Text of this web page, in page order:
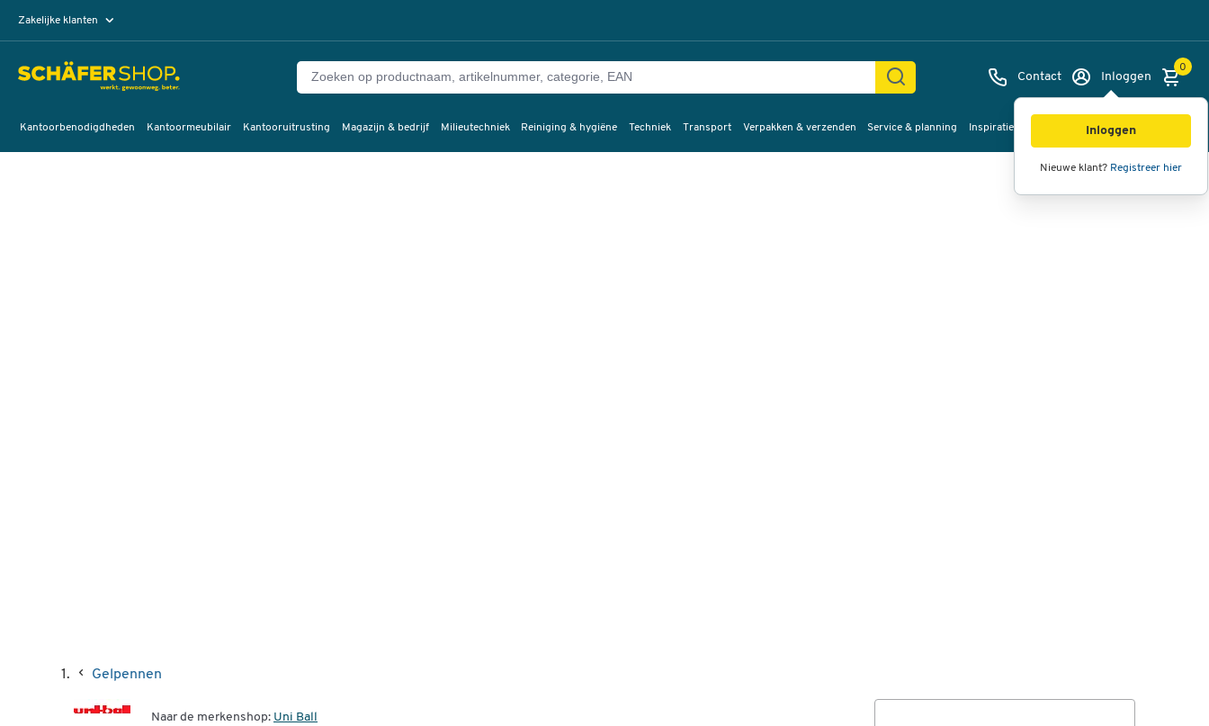
Zakelijke klanten
Contact Inloggen
Inloggen
Nieuwe klant? Registreer hier
0
Kantoorbenodigdheden Kantoormeubilair Kantooruitrusting Magazijn & bedrijf Milieutechniek Reiniging & hygiëne Techniek Transport Verpakken & verzenden Service & planning Inspiratie
Gelpennen
Naar de merkenshop: Uni Ball
Afbeeldingen Video's
360°
weergave